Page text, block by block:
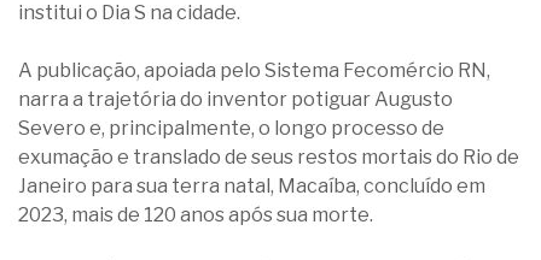
institui o Dia S na cidade.
A publicação, apoiada pelo Sistema Fecomércio RN,
narra a trajetória do inventor potiguar Augusto
Severo e, principalmente, o longo processo de
exumação e translado de seus restos mortais do Rio de
Janeiro para sua terra natal, Macaíba, concluído em
2023, mais de 120 anos após sua morte.